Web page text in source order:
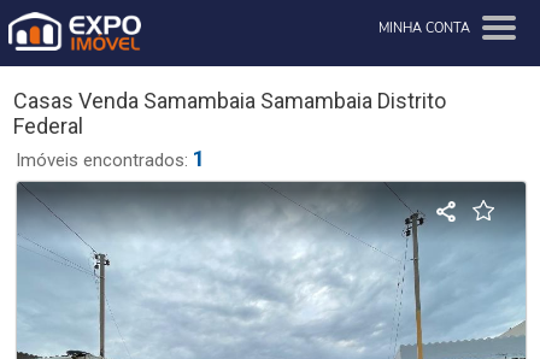
MINHA CONTA
Casas Venda Samambaia Samambaia Distrito
Federal
Imóveis encontrados: 1